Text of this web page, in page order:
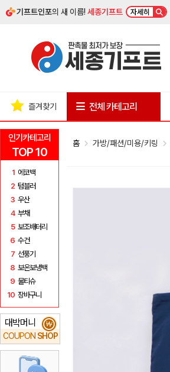
기프트인포의 새 이름!세종기프트 자세히
인기카테고리
TOP 10
1 에코백
2 텀블러
3 우산
4 부채
5 보조배터리
6 수건
7 선풍기
8 보온보냉백
9 물티슈
10 장바구니
대박머니
COUPON SHOP
₩
즐겨찾기 전체 카테고리
홈 가방/패션/미용/키링